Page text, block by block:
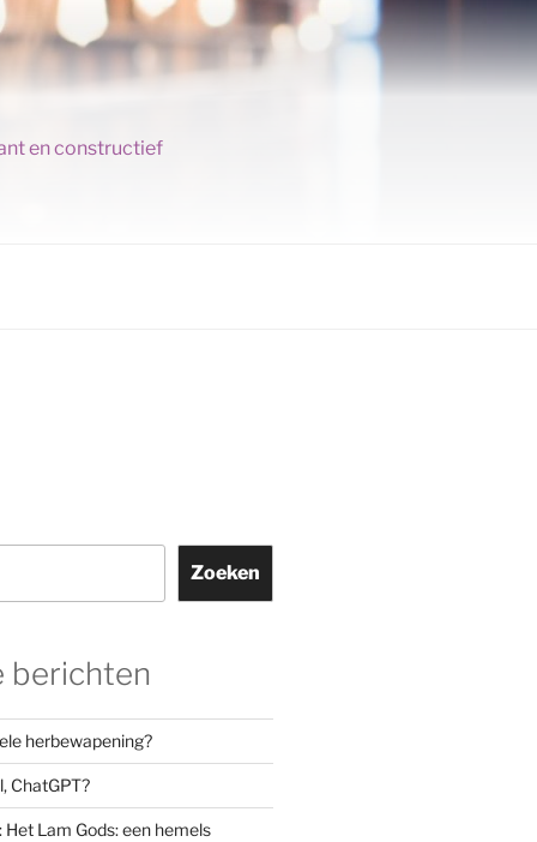
en constructief
Zoeken
berichten
herbewapening?
ChatGPT?
Lam Gods: een hemels